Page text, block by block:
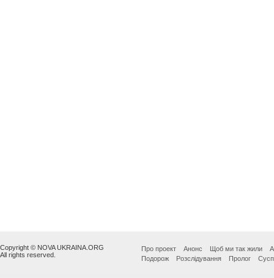
Copyright © NOVA UKRAINA.ORG
All rights reserved.
Про проект Анонс Щоб ми так жили
Подорож
Розслідування Пролог